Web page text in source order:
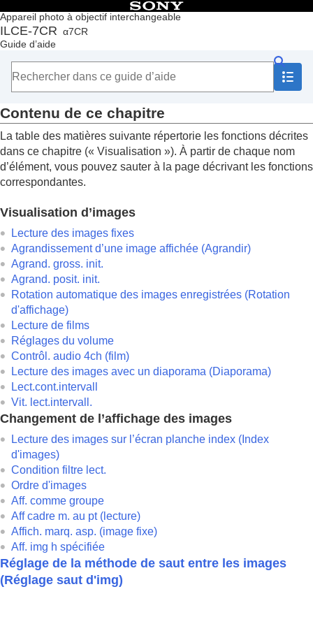
Appareil photo à objectif interchangeable
ILCE-7CR α7CR
Guide d’aide
Table des matières
Accueil
Vérification de l'appareil et des éléments fournis
Fonctions de base
Préparation de l’appareil/Opérations de prise de vue de
base
Recherche de fonctions dans le MENU
Utilisation des fonctions de prise de vue
Personnalisation de l’appareil photo
Contenu de ce chapitre
Visualisation d’images
Changement de l’affichage des images
Réglage de la méthode de saut entre les images
Réglage saut d'img
Protection des images enregistrées (
Protéger
Ajout d’informations aux images
Rogner
Extraction d’images fixes depuis un film
Suppression d’images
Visualisation d’images sur un téléviseur
Changement des réglages de l’appareil
Fonctions disponibles avec un smartphone
Utilisation d’un ordinateur
Utilisation du service de cloud
Annexe
Si vous avez des problèmes
Contenu de ce chapitre
La table des matières suivante répertorie les fonctions décrites
dans ce chapitre (« Visualisation »). À partir de chaque nom
d’élément, vous pouvez sauter à la page décrivant les fonctions
correspondantes.
Visualisation d’images
Lecture des images fixes
Agrandissement d’une image affichée (Agrandir)
Agrand. gross. init.
Agrand. posit. init.
Rotation automatique des images enregistrées (Rotation
d'affichage)
Lecture de films
Réglages du volume
Contrôl. audio 4ch (film)
Lecture des images avec un diaporama (Diaporama)
Lect.cont.intervall
Vit. lect.intervall.
Changement de l’affichage des images
Lecture des images sur l’écran planche index ( Index
d'images)
Condition filtre lect.
Ordre d'images
Aff. comme groupe
Aff cadre m. au pt(lecture)
Affich. marq. asp. (image fixe)
Aff. img h spécifiée
Réglage de la méthode de saut entre les images
(Réglage saut d'img)